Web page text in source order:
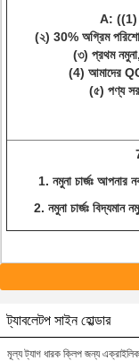
A: ((1)
(২) 30% অগ্রিম
(৩) প্রথম
(4) আমাদের QC
(৫) পণ্য
1. নমুনা চার্জঃ
2. নমুনা চার্জঃ বিদ্যমান
ট্যাবলেটপ সাইন হোল্ডার
মূল্য ট্যাগ ধারক ক্লিপ জন্য এক্রাইলিক